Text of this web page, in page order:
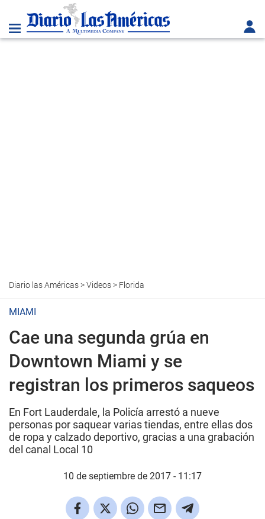
Diario las Américas>Videos> Florida
MIAMI
Cae una segunda grúa en
Downtown Miami y se
registran los primeros saqueos
En Fort Lauderdale, la Policía arrestó a nueve
personas por saquear varias tiendas, entre ellas dos
de ropa y calzado deportivo, gracias a una grabación
del canal Local 10
10 de septiembre de 2017 - 11:17